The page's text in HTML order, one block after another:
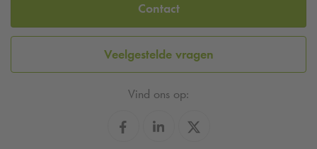
Contact
Veelgestelde vragen
Vind ons op: